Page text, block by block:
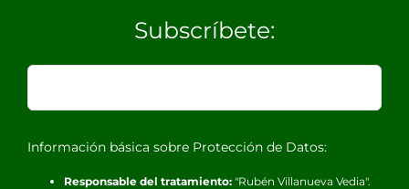
Subscríbete:
Información básica sobre Protección de Datos:
Responsable del tratamiento:"Rubén Villanueva Vedia".